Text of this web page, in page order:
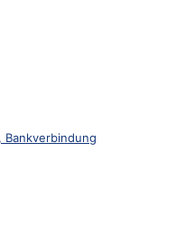
Bankverbindung